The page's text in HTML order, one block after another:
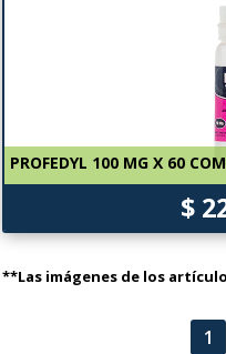
PROFEDYL 100 MG X 60
$
**Las imágenes de los
1